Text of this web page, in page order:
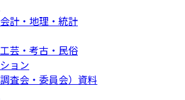
計・地理・統計
芸・考古・民俗
ョン
査会・委員会）資料